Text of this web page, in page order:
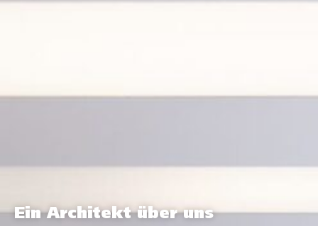
Ein Architekt über uns